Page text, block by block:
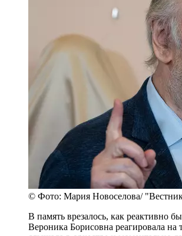
© Фото: Мария Новоселова/
В память врезалось, как реактивно
Вероника Борисовна реагировала на